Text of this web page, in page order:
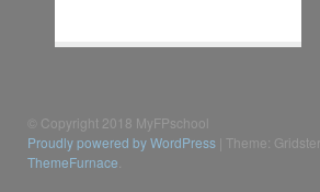
© Copyright 2018 MyFPschool
Proudly powered by WordPress Theme:
ThemeFurnace